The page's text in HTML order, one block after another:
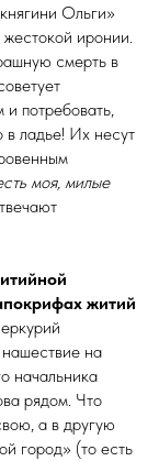
Ольги»
иронии.
смерть в
и потребовать,
в ладье! Их несут
моя, милые
житий
на
начальника
рядом. Что
а в другую
город» (то есть